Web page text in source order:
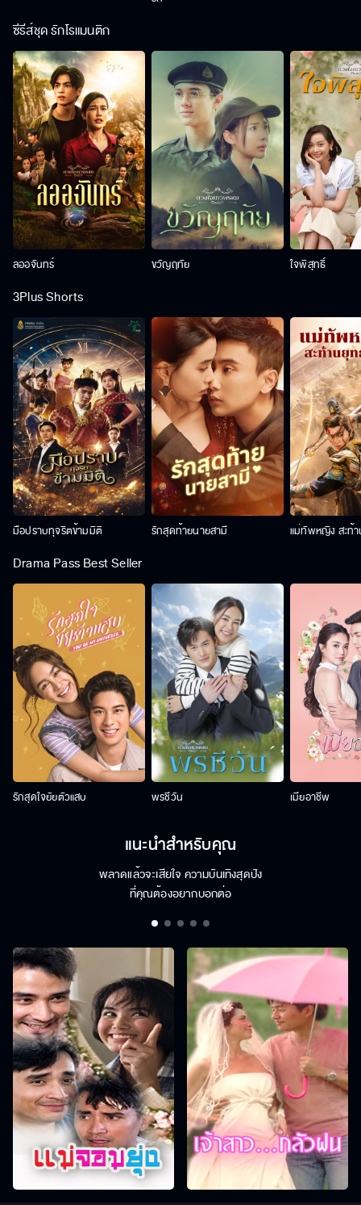
ซีรีส์ชุด รักโรแมนติก
ลออจันทร์ ขวัญฤทัย ใจพิสุทธิ์
3Plus Shorts
มือปราบทุจริตข้ามมิติ รักสุดท้ายนายสามี แม่ทัพหญิง สะท้
Drama Pass Best Seller
รักสุดใจยัยตัวแสบ พรชีวัน เมียอาชีพ
แนะนำสำหรับคุณ
พลาดแล้วจะเสียใจ ความบันเทิงสุดปัง
ที่คุณต้องอยากบอกต่อ